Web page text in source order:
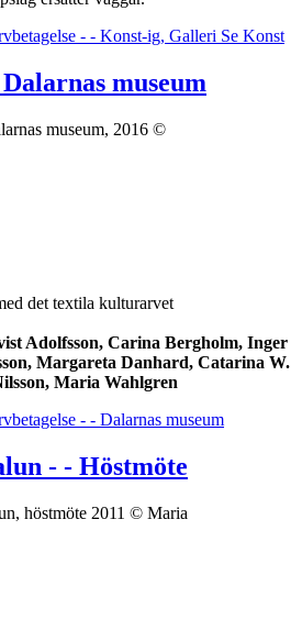
- - Konst-ig, Galleri Se Konst
museum
det textila kulturarvet
Adolfsson, Carina Bergholm, Inger
Margareta Danhard, Catarina W.
Maria Wahlgren
- - Dalarnas museum
- - Höstmöte